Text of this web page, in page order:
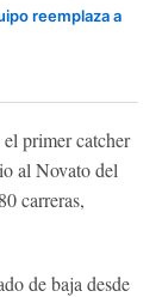
reemplaza a
primer catcher
al Novato del
carreras,
de baja desde